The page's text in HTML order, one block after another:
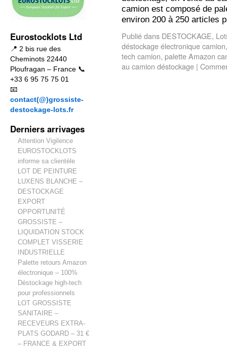
Eurostocklots Ltd
📍 2 bis rue des
Cheminots 22440
Ploufragan – France 📞
+33 6 95 75 75 01
📧
contact(@)grossiste-
destockage-lots.fr
Derniers arrivages
Attention Vigilence
EUROSTOCKLOTS
informe sa clientèle
LOT DE PEINTURE
LUXENS BLANCHE –
DESTOCKAGE
EXPORT
OPPORTUNITÉ
GROSSISTE –
LIQUIDATION STOCK
COMPLET VISSERIE
INDUSTRIELLE
Palette retours Amazon
électronique – 100%
Déstockage high-tech
pour professionnels
LOT GROSSISTE
SANITAIRE –
RECEVEURS EXTRA-
PLATS GODARD – 31 €
– FRANCE & EXPORT
camion est composé de
environ 200 à 250 articles
Publié dans DESTOCKAGE,
déstockage électronique camion
tech camion, palette Amazon
au camion déstockage |